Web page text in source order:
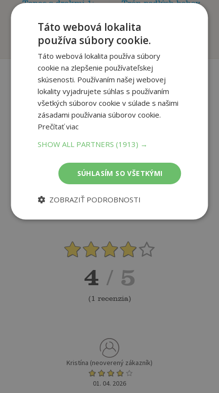
Tanec s drakmi 1:
Na sklade
Trón padlých bohov
Predpredaj
Recenzie čitateľov
Napíšte recenziu a môžete vyhrať
Ako sa vám páčila kniha?
PRIDAŤ RECENZIU
4 / 5
(1 recenzia)
Kristína (neoverený zákazník)
01. 04. 2026
Táto webová lokalita
používa súbory cookie.
Táto webová lokalita používa súbory
cookie na zlepšenie používateľskej
skúsenosti. Používaním našej webovej
lokality vyjadrujete súhlas s používaním
všetkých súborov cookie v súlade s našimi
zásadami používania súborov cookie.
Prečítať viac
SHOW ALL PARTNERS(1913) →
SÚHLASÍM SO VŠETKÝMI
ZOBRAZIŤ PODROBNOSTI